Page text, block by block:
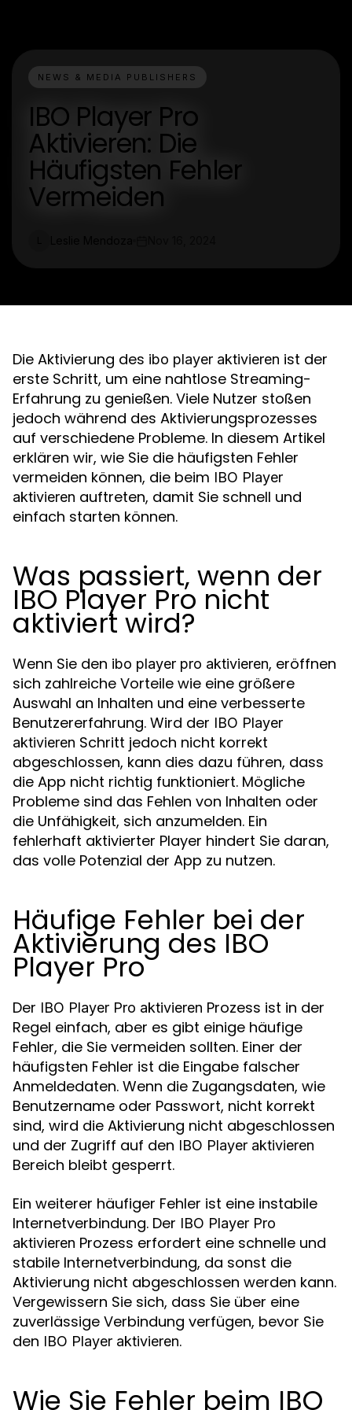
NEWS & MEDIA PUBLISHERS
IBO Player Pro
Aktivieren: Die
Häufigsten Fehler
Vermeiden
Die Aktivierung des ibo player aktivieren ist der
erste Schritt, um eine nahtlose Streaming-
Erfahrung zu genießen. Viele Nutzer stoßen
jedoch während des Aktivierungsprozesses
auf verschiedene Probleme. In diesem Artikel
erklären wir, wie Sie die häufigsten Fehler
vermeiden können, die beim IBO Player
aktivieren auftreten, damit Sie schnell und
einfach starten können.
Was passiert, wenn der
IBO Player Pro nicht
aktiviert wird?
Wenn Sie den ibo player pro aktivieren, eröffnen
sich zahlreiche Vorteile wie eine größere
Auswahl an Inhalten und eine verbesserte
Benutzererfahrung. Wird der IBO Player
aktivieren Schritt jedoch nicht korrekt
abgeschlossen, kann dies dazu führen, dass
die App nicht richtig funktioniert. Mögliche
Probleme sind das Fehlen von Inhalten oder
die Unfähigkeit, sich anzumelden. Ein
fehlerhaft aktivierter Player hindert Sie daran,
das volle Potenzial der App zu nutzen.
Häufige Fehler bei der
Aktivierung des IBO
Player Pro
Der IBO Player Pro aktivieren Prozess ist in der
Regel einfach, aber es gibt einige häufige
Fehler, die Sie vermeiden sollten. Einer der
häufigsten Fehler ist die Eingabe falscher
Anmeldedaten. Wenn die Zugangsdaten, wie
Benutzername oder Passwort, nicht korrekt
sind, wird die Aktivierung nicht abgeschlossen
und der Zugriff auf den IBO Player aktivieren
Bereich bleibt gesperrt.
Ein weiterer häufiger Fehler ist eine instabile
Internetverbindung. Der IBO Player Pro
aktivieren Prozess erfordert eine schnelle und
stabile Internetverbindung, da sonst die
Aktivierung nicht abgeschlossen werden kann.
Vergewissern Sie sich, dass Sie über eine
zuverlässige Verbindung verfügen, bevor Sie
den IBO Player aktivieren.
Wie Sie Fehler beim IBO